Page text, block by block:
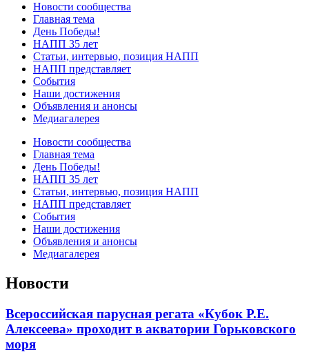
Новости сообщества
Главная тема
День Победы!
НАПП 35 лет
Статьи, интервью, позиция НАПП
НАПП представляет
События
Наши достижения
Объявления и анонсы
Медиагалерея
Новости сообщества
Главная тема
День Победы!
НАПП 35 лет
Статьи, интервью, позиция НАПП
НАПП представляет
События
Наши достижения
Объявления и анонсы
Медиагалерея
Новости
Всероссийская парусная регата «Кубок Р.Е.
Алексеева» проходит в акватории Горьковского
моря